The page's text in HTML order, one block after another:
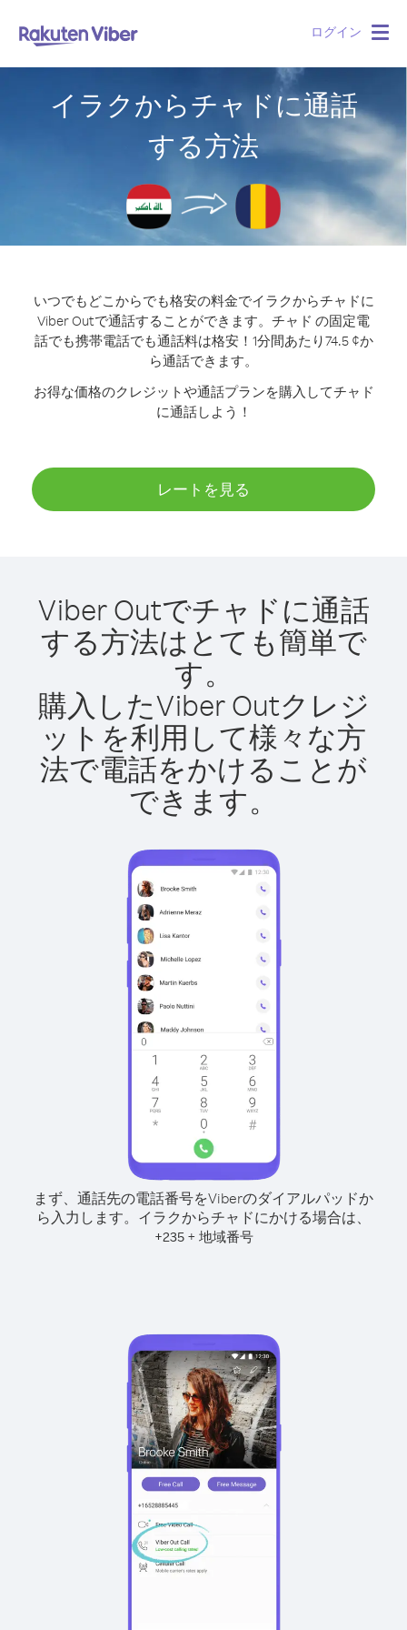
ログイン
イラクからチャドに通話
する方法
いつでもどこからでも格安の料金でイラクからチャドに
Viber Outで通話することができます。 チャド の固定電
話でも携帯電話でも通話料は格安！1分間あたり74.5 ¢か
ら通話できます。
お得な価格のクレジットや通話プランを購入してチャド
に通話しよう！
レートを見る
Viber Outでチャドに通話
する方法はとても簡単で
す。
購入したViber Outクレジ
ットを利用して様々な方
法で電話をかけることが
できます。
まず、通話先の電話番号をViberのダイアルパッドか
ら入力します。 イラクからチャドにかける場合は、
+235+ 地域番号